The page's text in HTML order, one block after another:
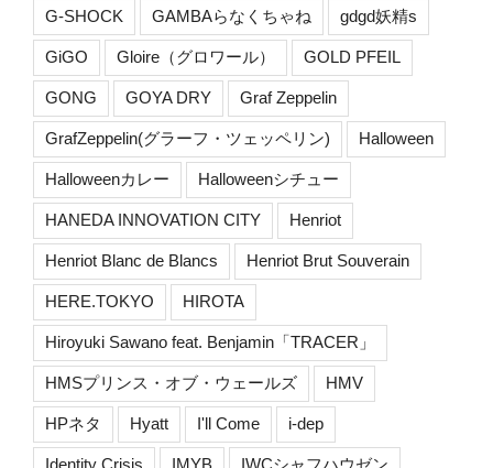
G-SHOCK GAMBAらなくちゃね gdgd妖精s
GiGO Gloire（グロワール） GOLD PFEIL
GONG GOYA DRY Graf Zeppelin
GrafZeppelin(グラーフ・ツェッペリン) Halloween
Halloweenカレー Halloweenシチュー
HANEDA INNOVATION CITY Henriot
Henriot Blanc de Blancs Henriot Brut Souverain
HERE.TOKYO HIROTA
Hiroyuki Sawano feat. Benjamin「TRACER」
HMSプリンス・オブ・ウェールズ HMV
HPネタ Hyatt I'll Come i-dep
Identity Crisis IMYB IWCシャフハウゼン